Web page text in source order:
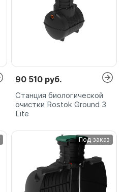
90 510 руб.
Станция биологической
очистки Rostok Ground 3
Lite
Под заказ